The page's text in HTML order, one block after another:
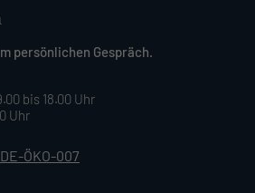
persönlichen Gespräch.
bis 18.00 Uhr
Uhr
ÖKO-007